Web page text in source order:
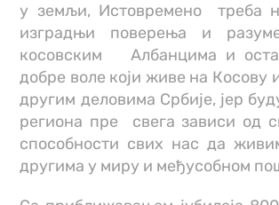
у земљи, Истовремено треба
изградњи поверења и
косовским Албанцима и
добре воле који живе на Косову
другим деловима Србије, јер
региона пре свега зависи од
способности свих нас да
другима у миру и међусобном